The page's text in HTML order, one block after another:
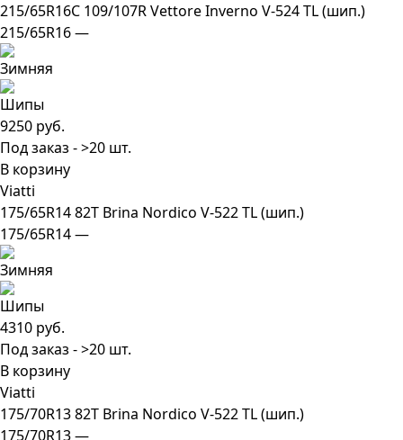
215/65R16C 109/107R Vettore Inverno V-524 TL (шип.)
215/65R16 —
9250 руб.
Под заказ - >20 шт.
В корзину
Viatti
175/65R14 82T Brina Nordico V-522 TL (шип.)
175/65R14 —
4310 руб.
Под заказ - >20 шт.
В корзину
Viatti
175/70R13 82T Brina Nordico V-522 TL (шип.)
175/70R13 —